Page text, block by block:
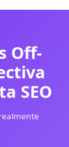
Off-
SEO